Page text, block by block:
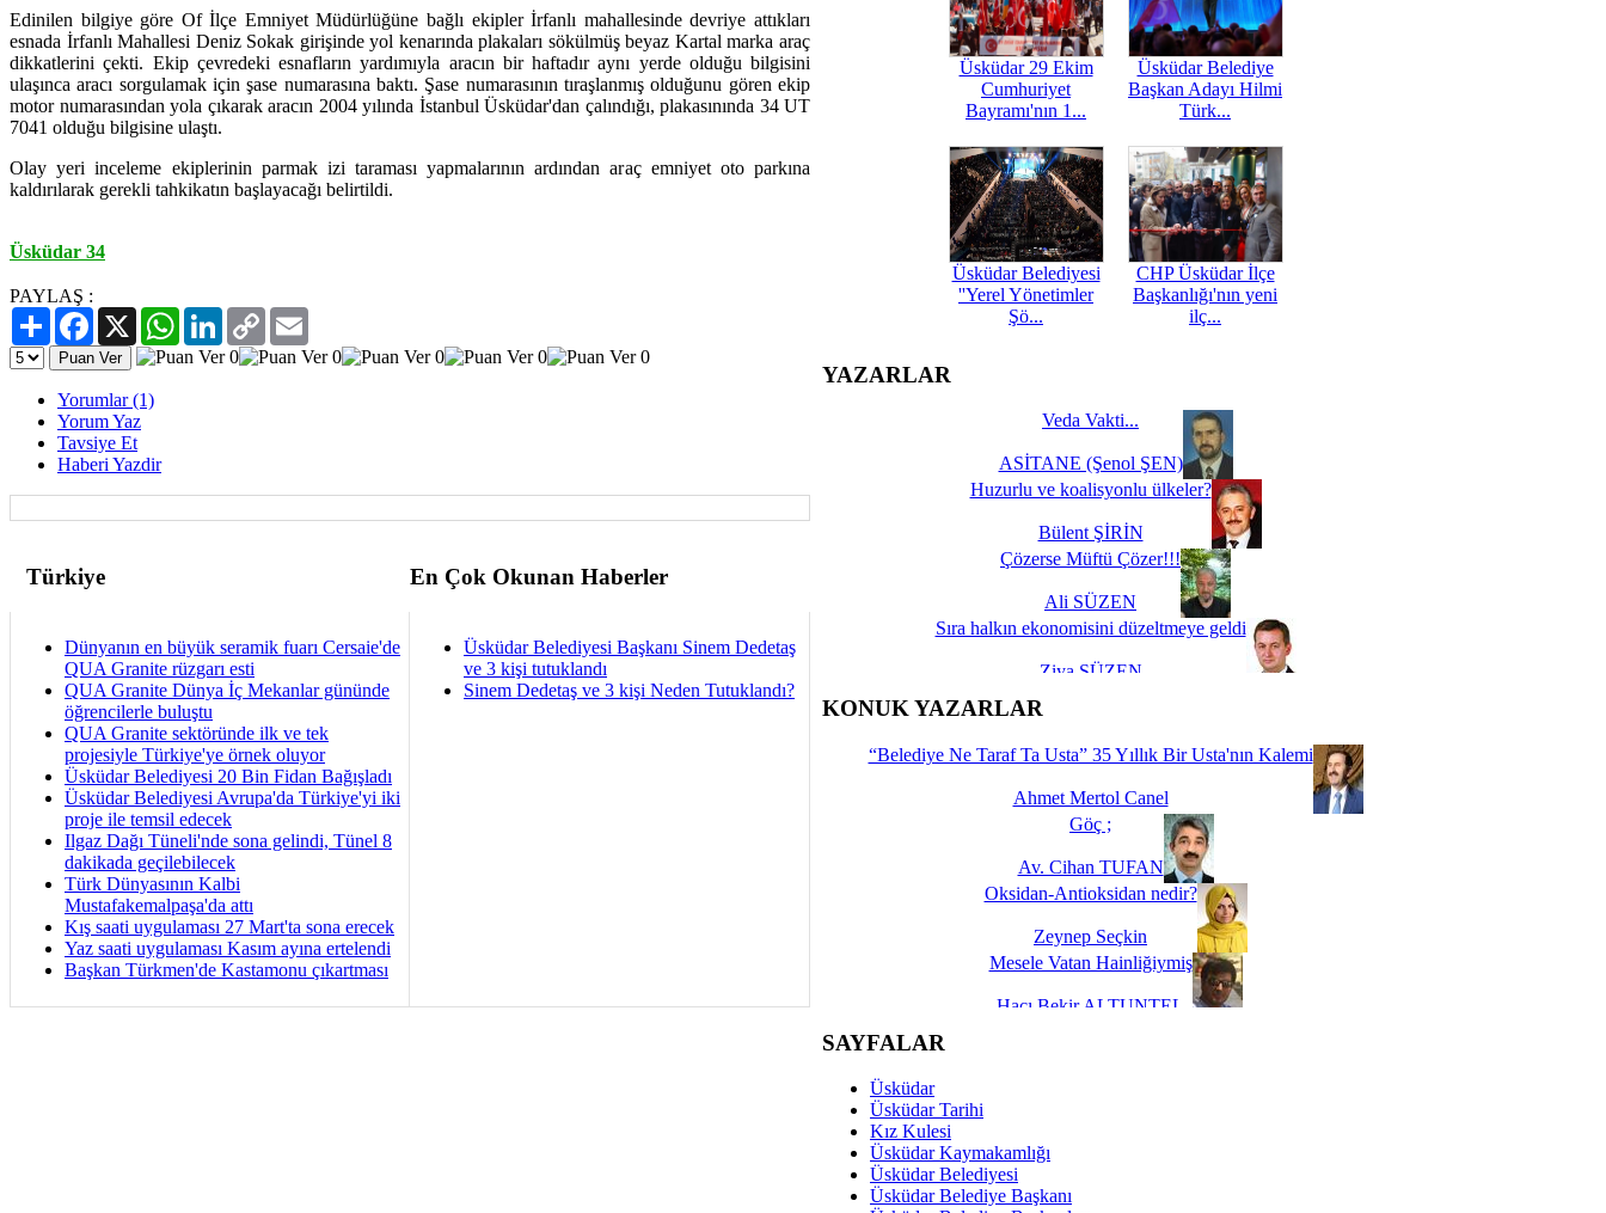
Edinilen bilgiye göre Of İlçe Emniyet Müdürlüğüne bağlı ekipler İrfanlı mahallesinde devriye attıkları
esnada İrfanlı Mahallesi Deniz Sokak girişinde yol kenarında plakaları sökülmüş beyaz Kartal marka araç
dikkatlerini çekti. Ekip çevredeki esnafların yardımıyla aracın bir haftadır aynı yerde olduğu bilgisini
ulaşınca aracı sorgulamak için şase numarasına baktı. Şase numarasının tıraşlanmış olduğunu gören ekip
motor numarasından yola çıkarak aracın 2004 yılında İstanbul Üsküdar'dan çalındığı, plakasınında 34 UT
7041 olduğu bilgisine ulaştı.
Olay yeri inceleme ekiplerinin parmak izi taraması yapmalarının ardından araç emniyet oto parkına
kaldırılarak gerekli tahkikatın başlayacağı belirtildi.
Üsküdar 34
PAYLAŞ :
PaylaşFacebook
X WhatsAppLinkedIn
Copy
Link
Yorumlar (1)
Yorum Yaz
Tavsiye Et
Haberi Yazdir
Türkiye En Çok Okunan Haberler
Dünyanın en büyük seramik fuarı Cersaie'de
QUA Granite rüzgarı esti
QUA Granite Dünya İç Mekanlar gününde
öğrencilerle buluştu
QUA Granite sektöründe ilk ve tek
projesiyle Türkiye'ye örnek oluyor
Üsküdar Belediyesi 20 Bin Fidan Bağışladı
Üsküdar Belediyesi Avrupa'da Türkiye'yi iki
proje ile temsil edecek
Ilgaz Dağı Tüneli'nde sona gelindi, Tünel 8
dakikada geçilebilecek
Türk Dünyasının Kalbi
Mustafakemalpaşa'da attı
Kış saati uygulaması 27 Mart'ta sona erecek
Yaz saati uygulaması Kasım ayına ertelendi
Başkan Türkmen'de Kastamonu çıkartması
Üsküdar Belediyesi Başkanı Sinem Dedetaş
ve 3 kişi tutuklandı
Sinem Dedetaş ve 3 kişi Neden Tutuklandı?
Üsküdar 29 Ekim
Cumhuriyet
Bayramı'nın 1...
Üsküdar Belediye
Başkan Adayı Hilmi
Türk...
Üsküdar Belediyesi
''Yerel Yönetimler
Şö...
CHP Üsküdar İlçe
Başkanlığı'nın yeni
ilç...
YAZARLAR
Veda Vakti...
ASİTANE (Şenol ŞEN)
Huzurlu ve koalisyonlu ülkeler?
Bülent ŞİRİN
Çözerse Müftü Çözer!!!
Ali SÜZEN
Sıra halkın ekonomisini düzeltmeye geldi
Ziya SÜZEN
İşte Biz buyuz...
KONUK YAZARLAR
“Belediye Ne Taraf Ta Usta” 35 Yıllık Bir Usta'nın Kalemi
Ahmet Mertol Canel
Göç ;
Av. Cihan TUFAN
Oksidan-Antioksidan nedir?
Zeynep Seçkin
Mesele Vatan Hainliğiymiş
Hacı Bekir ALTUNTEL
Dünya Fani, Ama Kısa Bir Süre De Olsa Burdayız
Savaş ŞENEL
Hukukun Adaleti Kalmadı Üstadım!
SAYFALAR
Üsküdar
Üsküdar Tarihi
Kız Kulesi
Üsküdar Kaymakamlığı
Üsküdar Belediyesi
Üsküdar Belediye Başkanı